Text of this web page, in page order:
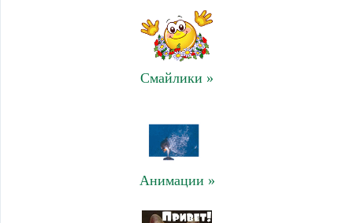
Смайлики »
Анимации »